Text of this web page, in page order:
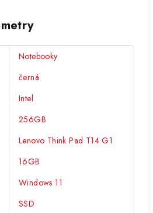
Notebooky
černá
Intel
256GB
Lenovo Think Pad T14 G1
16GB
Windows 11
SSD